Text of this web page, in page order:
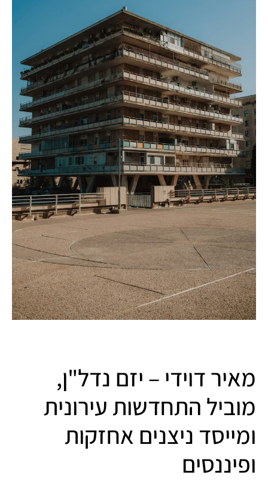
מאיר דוידי – יזם נדל"ן,
מוביל התחדשות עירונית
ומייסד ניצנים אחזקות
ופיננסים